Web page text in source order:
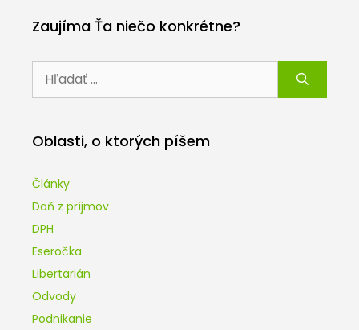
Zaujíma Ťa niečo konkrétne?
Oblasti, o ktorých píšem
Články
Daň z príjmov
DPH
Eseročka
Libertarián
Odvody
Podnikanie